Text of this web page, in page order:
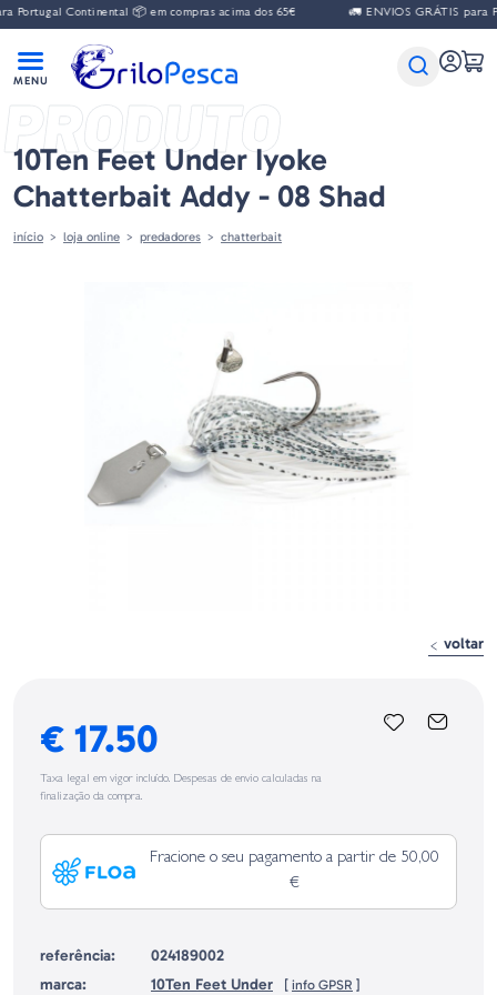
Continental 📦 em compras acima dos 65€ 🚛 ENVIOS GRÁTIS para
PRODUTO
10Ten Feet Under Iyoke
Chatterbait Addy - 08 Shad
início loja online predadores chatterbait
voltar
€ 17.50
Taxa legal em vigor incluído. Despesas de envio calculadas na
finalização da compra.
Fracione o seu pagamento a partir de 50,00
€
referência:
024189002
marca:
10Ten Feet Under [ info GPSR ]